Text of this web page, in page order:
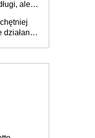
ale
działania